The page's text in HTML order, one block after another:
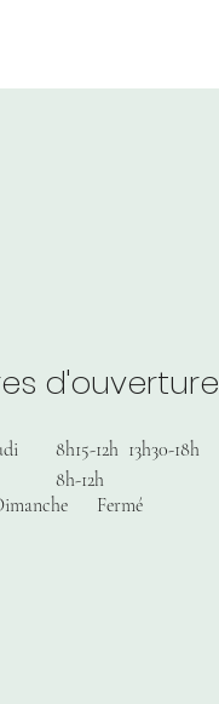
d'ouverture
8h15-12h 13h30-18h
8h-12h
Fermé